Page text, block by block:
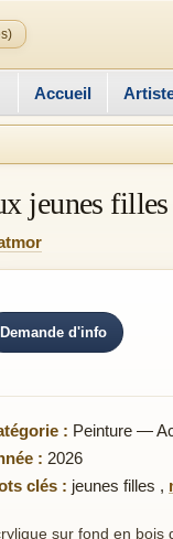
Accueil
jeunes
Demande d'info
: Peinture —
: 2026
clés : jeunes filles ,
sur fond en bois